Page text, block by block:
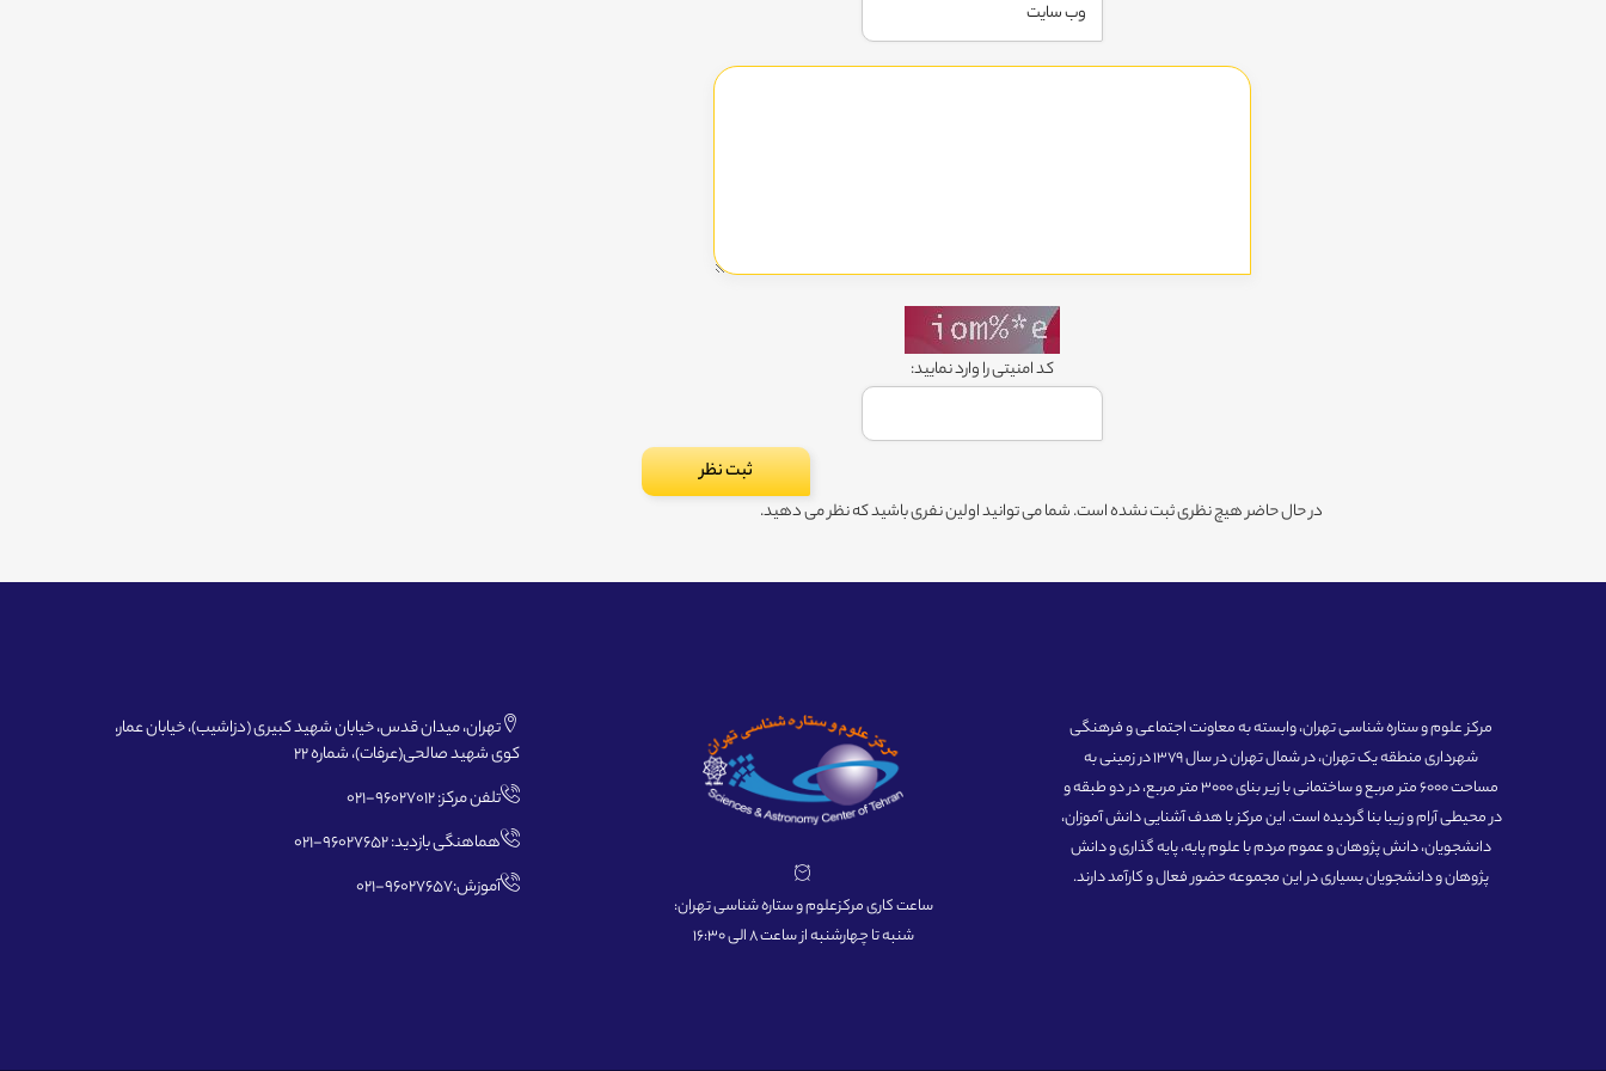
کد امنیتی را وارد نمایید:
در حال حاضر هیچ نظری ثبت نشده است. شما می توانید اولین نفری باشید که نظر می دهید.
مرکز علوم و ستاره شناسی تهران، وابسته به معاونت اجتماعی و فرهنگی
شهرداری منطقه یک تهران، در شمال تهران در سال 1379 در زمینی به
مساحت 6000 متر مربع و ساختمانی با زیر بنای 3000 متر مربع، در دو طبقه و
در محیطی آرام و زیبا بنا گردیده است. این مرکز با هدف آشنایی دانش آموزان،
دانشجویان، دانش پژوهان و عموم مردم با علوم پایه، پایه گذاری و دانش
پژوهان و دانشجویان بسیاری در این مجموعه حضور فعال و کارآمد دارند.
ساعت کاری مرکزعلوم و ستاره شناسی تهران:
شنبه تا چهارشنبه از ساعت 8 الی 16:30
تهران، میدان قدس، خیابان شهید کبیری (دزاشیب)، خیابان عمار،
کوی شهید صالحی(عرفات)، شماره 22
تلفن مرکز: 96027012-021
هماهنگی بازدید: 96027652-021
آموزش:96027657-021